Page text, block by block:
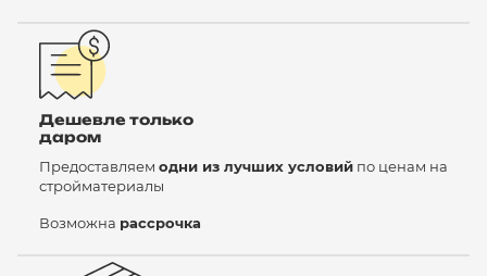
Дешевле только
даром
Предоставляем одни из лучших условий по ценам на
стройматериалы
Возможна рассрочка